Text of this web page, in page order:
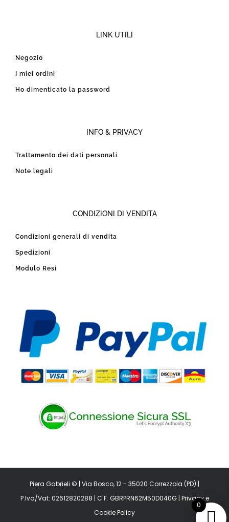
LINK UTILI
Negozio
I miei ordini
Ho dimenticato la password
INFO & PRIVACY
Trattamento dei dati personali
Note legali
CONDIZIONI DI VENDITA
Condizioni generali di vendita
Spedizioni
Modulo Resi
Piera Gabrieli © | Via Bosco, 12 - 35020 Correzzola (PD) |
P.Iva/Vat: 02612820288 | C.F. GBRPRN62M50D040G | Privacye
Cookie Policy
0